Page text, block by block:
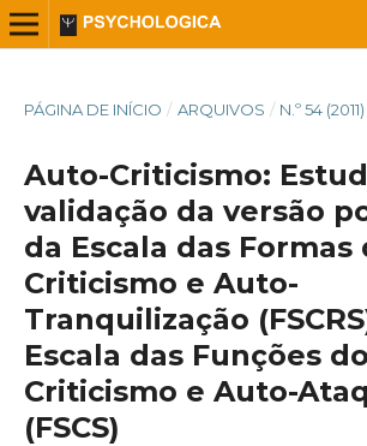
PÁGINA DE INÍCIO / ARQUIVOS / N.º 54 (2011)
Auto-Criticismo:
validação da versão
da Escala das Formas
Criticismo e Auto-
Tranquilização
Escala das Funções
Criticismo e Auto-
(FSCS)